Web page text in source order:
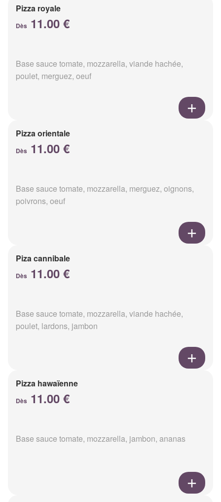
Pizza royale
Dès 11.00 €
Base sauce tomate, mozzarella, viande hachée,
poulet, merguez, oeuf
Pizza orientale
Dès 11.00 €
Base sauce tomate, mozzarella, merguez, oignons,
poivrons, oeuf
Piza cannibale
Dès 11.00 €
Base sauce tomate, mozzarella, viande hachée,
poulet, lardons, jambon
Pizza hawaïenne
Dès 11.00 €
Base sauce tomate, mozzarella, jambon, ananas